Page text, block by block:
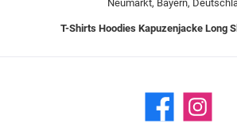
Neumarkt, Bayern,
T-Shirts Hoodies Kapuzenjacke Long